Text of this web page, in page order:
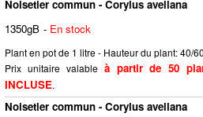
Noisetier commun - Corylus avellana
1350gB - En stock
Plant en pot de 1 litre - Hauteur du plant: 40/
Prix unitaire valable à partir de 50
INCLUSE.
Noisetier commun - Corylus avellana